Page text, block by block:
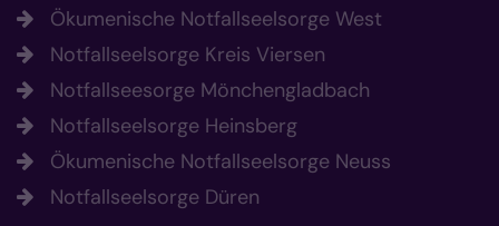
Ökumenische Notfallseelsorge West
Notfallseelsorge Kreis Viersen
Notfallseesorge Mönchengladbach
Notfallseelsorge Heinsberg
Ökumenische Notfallseelsorge Neuss
Notfallseelsorge Düren